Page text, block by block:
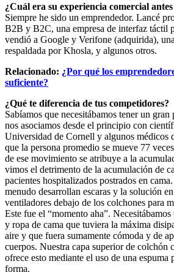
¿Cuál era su experiencia comercial
Siempre he sido un emprendedor. Lancé
B2B y B2C, una empresa de interfaz táctil
vendió a Google y Verifone (adquirida),
respaldada por Khosla, y algunos otros.
Relacionado: ¿Por qué los
suficiente?
¿Qué te diferencia de tus competidores?
Sabíamos que necesitábamos tener un
nos asociamos desde el principio con
Universidad de Cornell y algunos médicos
que la persona promedio se mueve 77
de ese movimiento se atribuye a la
vimos el detrimento de la acumulación de
pacientes hospitalizados postrados en
menudo desarrollan escaras y la solución
ventiladores debajo de los colchones para
Este fue el “momento aha”.
y ropa de cama que tuviera la máxima
aire y que fuera sumamente cómoda y de
cuerpos. Nuestra capa superior de colchón
ofrece esto mediante el uso de una espuma
forma.